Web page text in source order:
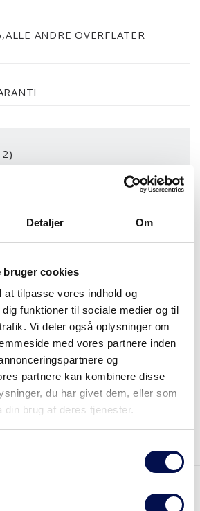
Detaljer Om
bruger cookies
at tilpasse vores indhold og
funktioner til sociale medier og til
Vi deler også oplysninger om
med vores partnere inden
og
partnere kan kombinere disse
du har givet dem, eller som
din brug af deres tjenester.
ANDRE OVERFLATER
S OG RAL FARVERASK UBEHANDLET
ASK SORT
DET KØBES